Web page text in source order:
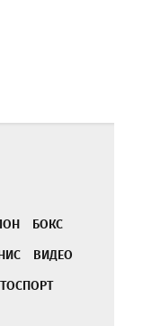
БОКС
ВИДЕО